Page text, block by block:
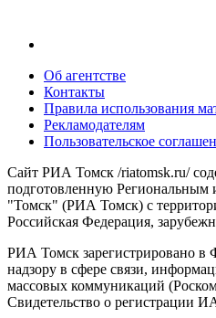
Об агентстве
Контакты
Правила использования
Рекламодателям
Пользовательское
Сайт РИА Томск /riatomsk.ru/
подготовленную
"Томск" (РИА Томск) с
Российская Федерация,
РИА Томск зарегистрировано в
надзору в сфере связи,
массовых коммуникаций
Свидетельство о регистрации